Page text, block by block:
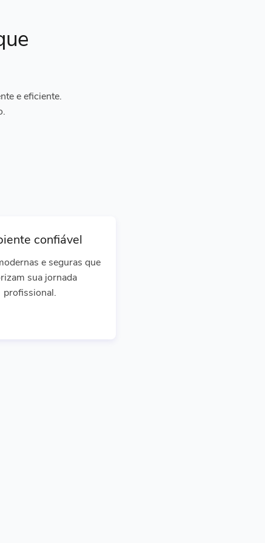
e eficiente.
confiável
e seguras que
sua jornada
profissional.